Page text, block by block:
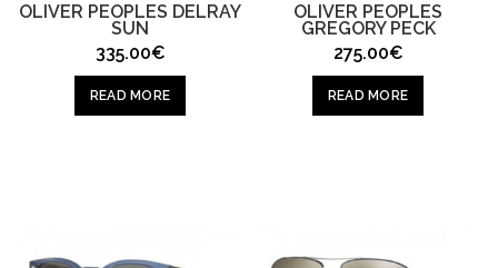
OLIVER PEOPLES DELRAY
SUN
335.00€
READ MORE
OLIVER PEOPLES
GREGORY PECK
275.00€
READ MORE